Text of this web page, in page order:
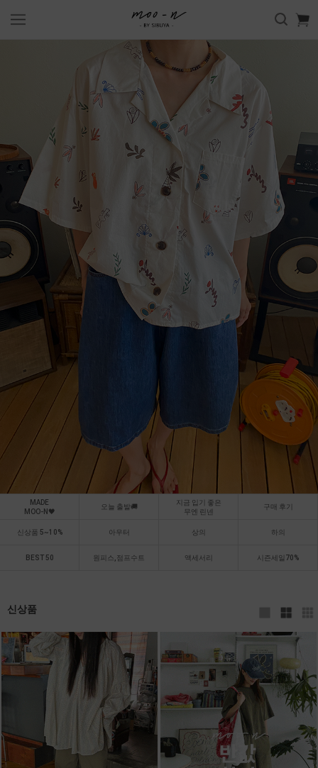
MADE
MOO-N🖤
오늘 출발🚚
지금 입기 좋은
무엔 린넨
구매 후기
신상품 5~10% 아우터 상의 하의
BEST 50 원피스,점프수트 액세서리 시즌세일70%
신상품